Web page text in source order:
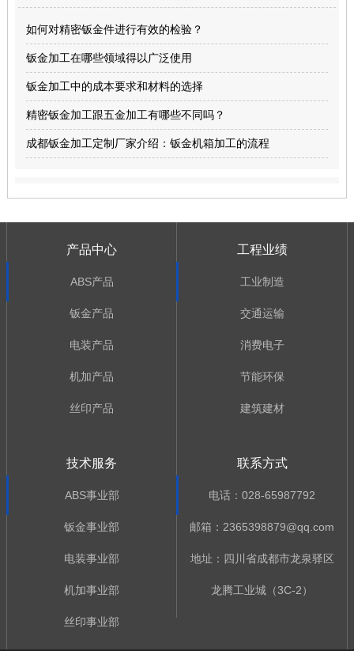
如何对精密钣金件进行有效的检验？
钣金加工在哪些领域得以广泛使用
钣金加工中的成本要求和材料的选择
精密钣金加工跟五金加工有哪些不同吗？
成都钣金加工定制厂家介绍：钣金机箱加工的流程
产品中心
ABS产品
钣金产品
电装产品
机加产品
丝印产品
工程业绩
工业制造
交通运输
消费电子
节能环保
建筑建材
技术服务
ABS事业部
钣金事业部
电装事业部
机加事业部
丝印事业部
联系方式
电话：028-65987792
邮箱：2365398879@qq.com
地址：四川省成都市龙泉驿区
龙腾工业城（3C-2）